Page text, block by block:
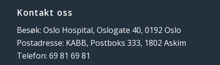
Kontakt oss
Besøk: Oslo Hospital, Oslogate 40, 0192 Oslo
Postadresse: KABB, Postboks 333, 1802 Askim
Telefon: 69 81 69 81